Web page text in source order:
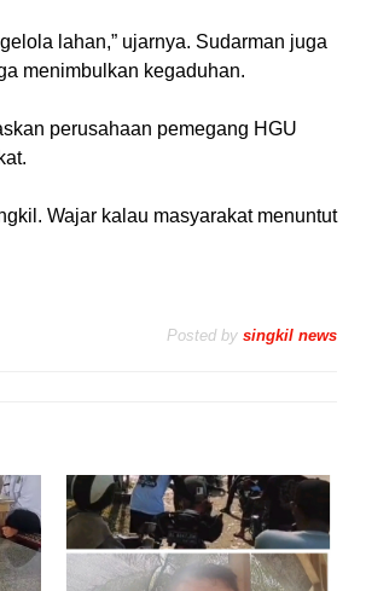
lahan,” ujarnya. Sudarman juga
menimbulkan kegaduhan.
perusahaan pemegang HGU
Wajar kalau masyarakat menuntut
Posted by singkil news